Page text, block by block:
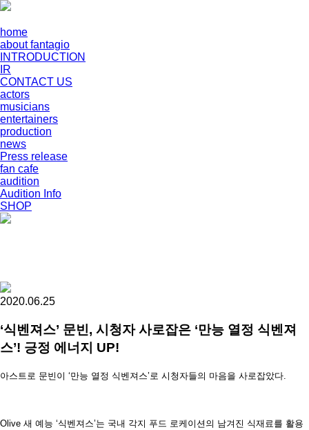
home
about fantagio
INTRODUCTION
IR
CONTACT US
actors
musicians
entertainers
production
news
Press release
fan cafe
audition
Audition Info
SHOP
2020.06.25
‘식벤져스’ 문빈, 시청자 사로잡은 ‘만능 열정 식벤져
스’! 긍정 에너지 UP!
아스트로 문빈이 ‘만능 열정 식벤져스’로 시청자들의 마음을 사로잡았다.
Olive 새 예능 ‘식벤져스’는 국내 각지 푸드 로케이션의 남겨진 식재료를 활용